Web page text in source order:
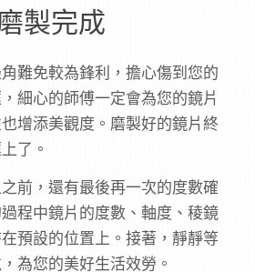
製完成
難免較為鋒利，擔心傷到您的
細心的師傅一定會為您的鏡片
增添美觀度。磨製好的鏡片終
了。
前，還有最後再一次的度數確
程中鏡片的度數、軸度、稜鏡
預設的位置上。接著，靜靜等
為您的美好生活效勞。